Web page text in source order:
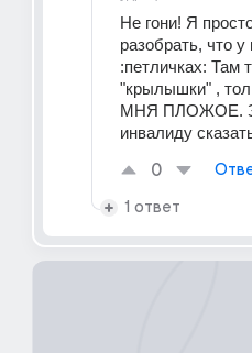
Не гони! Я
разобрать, что у
:петличках: Там
"крылышки" ,
МНЯ ПЛОЖОЕ.
инвалиду
0
1 ответ